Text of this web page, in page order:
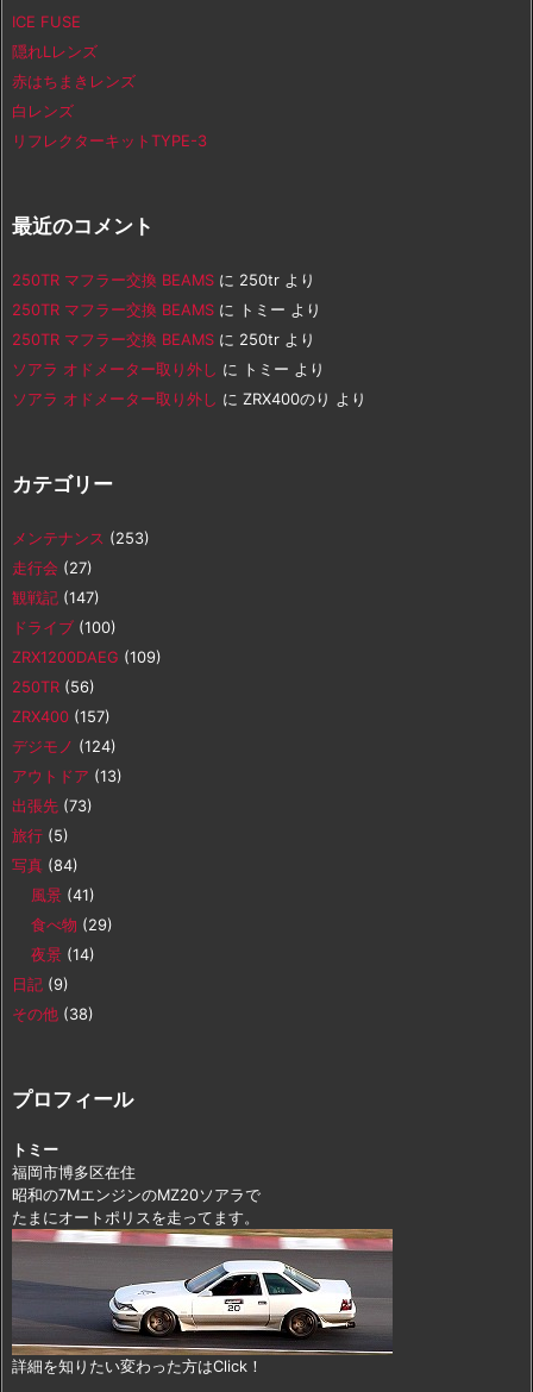
ICE FUSE
隠れLレンズ
赤はちまきレンズ
白レンズ
リフレクターキットTYPE-3
最近のコメント
250TR マフラー交換 BEAMS に 250tr より
250TR マフラー交換 BEAMS に トミー より
250TR マフラー交換 BEAMS に 250tr より
ソアラ オドメーター取り外し に トミー より
ソアラ オドメーター取り外し に ZRX400のり より
カテゴリー
メンテナンス (253)
走行会 (27)
観戦記 (147)
ドライブ (100)
ZRX1200DAEG (109)
250TR (56)
ZRX400 (157)
デジモノ (124)
アウトドア (13)
出張先 (73)
旅行 (5)
写真 (84)
風景 (41)
食べ物 (29)
夜景 (14)
日記 (9)
その他 (38)
プロフィール
トミー
福岡市博多区在住
昭和の7MエンジンのMZ20ソアラで
たまにオートポリスを走ってます。
詳細を知りたい変わった方はClick！